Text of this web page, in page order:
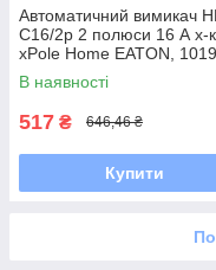
Автоматичний вимикач
С16/2р 2 полюси 16 А х-
xPole Home EATON,
В наявності
517 ₴ 646,46 ₴
Купити